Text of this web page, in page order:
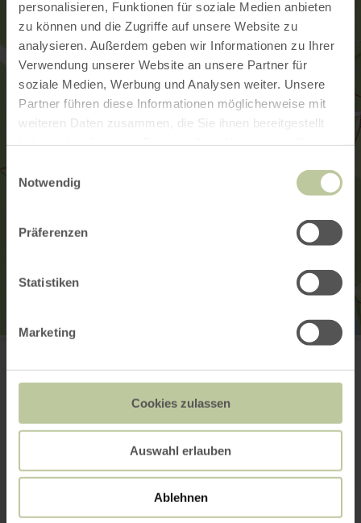
personalisieren, Funktionen für soziale Medien anbieten
zu können und die Zugriffe auf unsere Website zu
analysieren. Außerdem geben wir Informationen zu Ihrer
Verwendung unserer Website an unsere Partner für
soziale Medien, Werbung und Analysen weiter. Unsere
Partner führen diese Informationen möglicherweise mit
weiteren Daten zusammen, die Sie ihnen bereitgestellt
Notwendig
Präferenzen
Statistiken
Marketing
Cookies zulassen
Auswahl erlauben
Ablehnen
Rureifel Tourismus GmbH
+49 2473 55205 0
Plan your arrival